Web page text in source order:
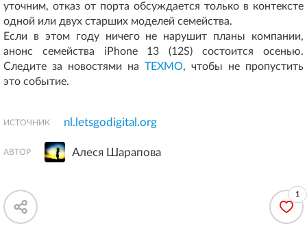
уточним, отказ от порта обсуждается только в контексте
одной или двух старших моделей семейства.
Если в этом году ничего не нарушит планы компании,
анонс семейства iPhone 13 (12S) состоится осенью.
Следите за новостями на ТЕХМО, чтобы не пропустить
это событие.
ИСТОЧНИК nl.letsgodigital.org
АВТОР Алеся Шарапова
1